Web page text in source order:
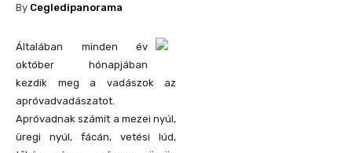
By Cegledipanorama
Általában minden év
október hónapjában
kezdik meg a vadászok az
apróvadvadászatot.
Apróvadnak számít a mezei nyúl,
üregi nyúl, fácán, vetési lúd,